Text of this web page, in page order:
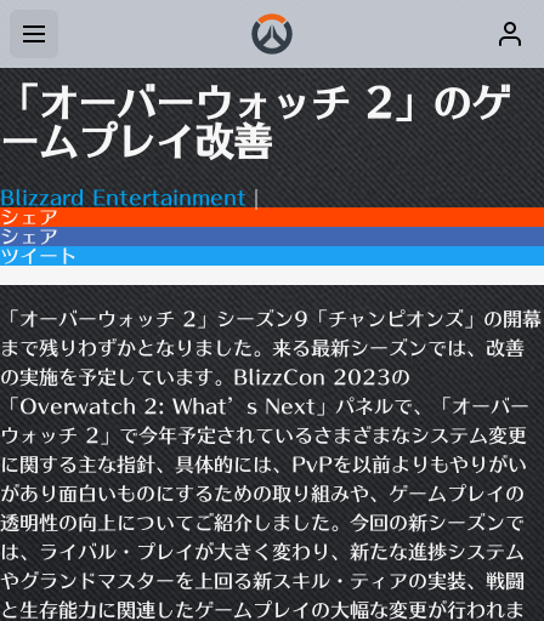
「オーバーウォッチ 2」のゲ
ームプレイ改善
Blizzard Entertainment |
シェア
シェア
ツイート
「オーバーウォッチ 2」シーズン9「チャンピオンズ」の開幕
まで残りわずかとなりました。来る最新シーズンでは、改善
の実施を予定しています。BlizzCon 2023の
「Overwatch 2: What’s Next」パネルで、「オーバー
ウォッチ 2」で今年予定されているさまざまなシステム変更
に関する主な指針、具体的には、PvPを以前よりもやりがい
があり面白いものにするための取り組みや、ゲームプレイの
透明性の向上についてご紹介しました。今回の新シーズンで
は、ライバル・プレイが大きく変わり、新たな進捗システム
やグランドマスターを上回る新スキル・ティアの実装、戦闘
と生存能力に関連したゲームプレイの大幅な変更が行われま